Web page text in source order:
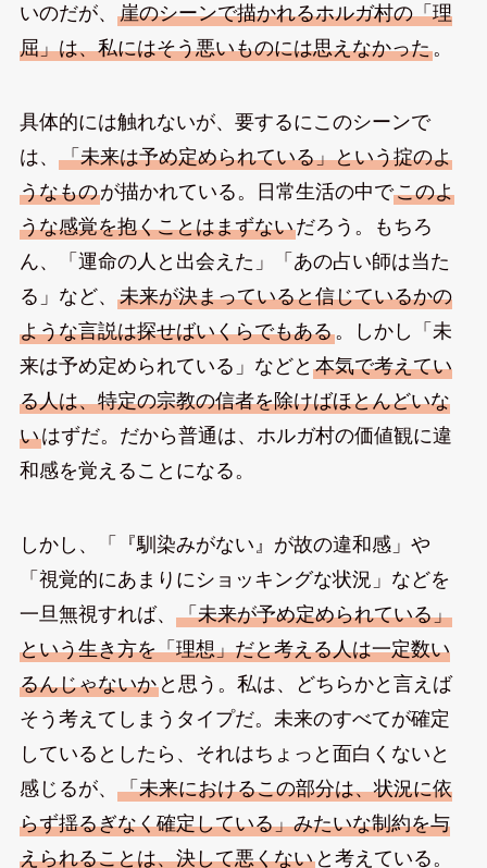
いのだが、 崖のシーンで描かれるホルガ村の「理
屈」は、私にはそう悪いものには思えなかった。
具体的には触れないが、要するにこのシーンで
は、 「未来は予め定められている」という掟のよ
うなものが描かれている。日常生活の中でこのよ
うな感覚を抱くことはまずないだろう。もちろ
ん、「運命の人と出会えた」「あの占い師は当た
る」など、 未来が決まっていると信じているかの
ような言説は探せばいくらでもある。しかし「未
来は予め定められている」などと 本気で考えてい
る人は、特定の宗教の信者を除けばほとんどいな
いはずだ。だから普通は、ホルガ村の価値観に違
和感を覚えることになる。
しかし、「『馴染みがない』が故の違和感」や
「視覚的にあまりにショッキングな状況」などを
一旦無視すれば、 「未来が予め定められている」
という生き方を「理想」だと考える人は一定数い
るんじゃないかと思う。私は、どちらかと言えば
そう考えてしまうタイプだ。未来のすべてが確定
しているとしたら、それはちょっと面白くないと
感じるが、 「未来におけるこの部分は、状況に依
らず揺るぎなく確定している」みたいな制約を与
えられることは、決して悪くないと考えている。